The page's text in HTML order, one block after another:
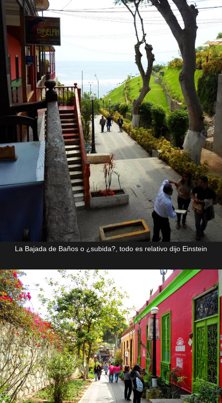
La Bajada de Baños o ¿subida?, todo es relativo dijo Einstein